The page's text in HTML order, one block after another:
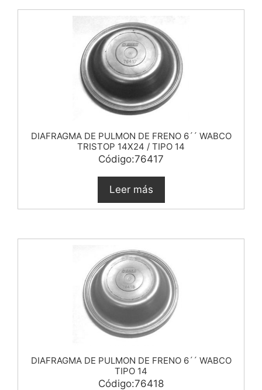
DIAFRAGMA DE PULMON DE FRENO 6´´ WABCO
TRISTOP 14X24 / TIPO 14
Código:76417
Leer más
DIAFRAGMA DE PULMON DE FRENO 6´´ WABCO
TIPO 14
Código:76418